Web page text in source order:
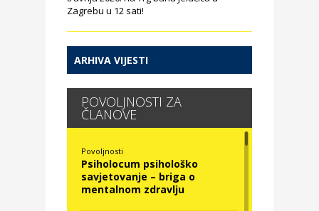
Zagrebu u 12 sati!
ARHIVA VIJESTI
POVOLJNOSTI ZA
ČLANOVE
Povoljnosti
Psiholocum psihološko
savjetovanje – briga o
mentalnom zdravlju